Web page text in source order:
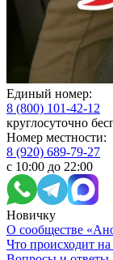
Единый номер:
8 (800) 101-42-12
круглосуточно
Номер местности:
8 (920) 689-79-27
с 10:00 до 22:00
Новичку
О сообществе
Что происходит